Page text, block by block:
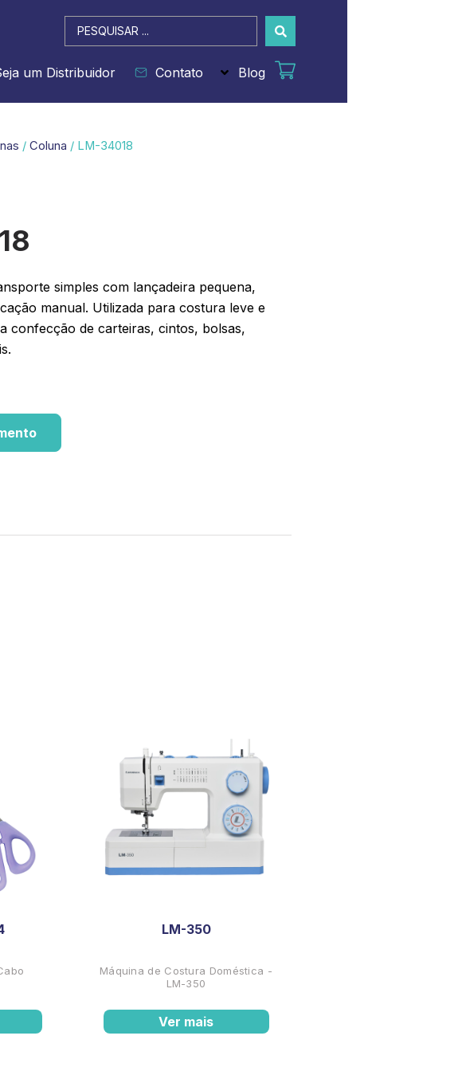
Pesquisar
...
um Distribuidor Contato Blog
/ Coluna / LM-34018
simples com lançadeira pequena,
manual. Utilizada para costura leve e
confecção de carteiras, cintos, bolsas,
LM-350
Máquina de Costura Doméstica -
LM-350
Ver mais